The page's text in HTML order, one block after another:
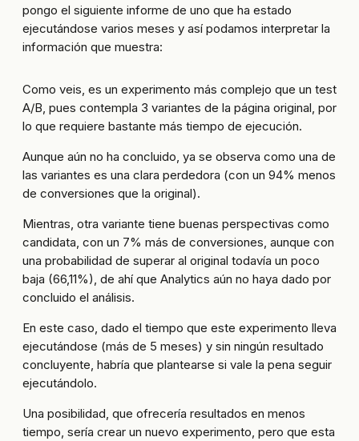
pongo el siguiente informe de uno que ha estado
ejecutándose varios meses y así podamos interpretar la
información que muestra:
Como veis, es un experimento más complejo que un test
A/B, pues contempla 3 variantes de la página original, por
lo que requiere bastante más tiempo de ejecución.
Aunque aún no ha concluido, ya se observa como una de
las variantes es una clara perdedora (con un 94% menos
de conversiones que la original).
Mientras, otra variante tiene buenas perspectivas como
candidata, con un 7% más de conversiones, aunque con
una probabilidad de superar al original todavía un poco
baja (66,11%), de ahí que Analytics aún no haya dado por
concluido el análisis.
En este caso, dado el tiempo que este experimento lleva
ejecutándose (más de 5 meses) y sin ningún resultado
concluyente, habría que plantearse si vale la pena seguir
ejecutándolo.
Una posibilidad, que ofrecería resultados en menos
tiempo, sería crear un nuevo experimento, pero que esta